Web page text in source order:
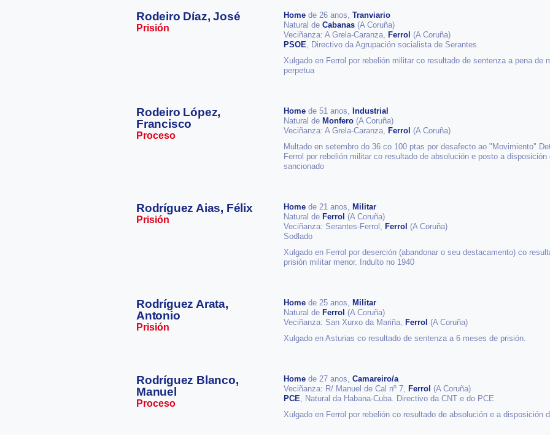
Rodeiro Díaz, José
Prisión
Home de 26 anos, Tranviario
Natural de Cabanas (A Coruña)
Veciñanza: A Grela-Caranza, Ferrol (A Coruña)
PSOE, Directivo da Agrupación socialista de Serantes
Xulgado en Ferrol por rebelión militar co resultado de sentenza a pena de
perpetua
Rodeiro López,
Francisco
Proceso
Home de 51 anos, Industrial
Natural de Monfero (A Coruña)
Veciñanza: A Grela-Caranza, Ferrol (A Coruña)
Multado en setembro do 36 co 100 ptas por desafecto ao "Movimiento"
Ferrol por rebelión militar co resultado de absolución e posto a disposición
sancionado
Rodríguez Aias, Félix
Prisión
Home de 21 anos, Militar
Natural de Ferrol (A Coruña)
Veciñanza: Serantes-Ferrol, Ferrol (A Coruña)
Sodlado
Xulgado en Ferrol por deserción (abandonar o seu destacamento) co
prisión militar menor. Indulto no 1940
Rodríguez Arata,
Antonio
Prisión
Home de 25 anos, Militar
Natural de Ferrol (A Coruña)
Veciñanza: San Xurxo da Mariña, Ferrol (A Coruña)
Xulgado en Asturias co resultado de sentenza a 6 meses de prisión.
Rodríguez Blanco,
Manuel
Proceso
Home de 27 anos, Camareiro/a
Veciñanza: R/ Manuel de Cal nº 7, Ferrol (A Coruña)
PCE, Natural da Habana-Cuba. Directivo da CNT e do PCE
Xulgado en Ferrol por rebelión co resultado de absolución e a disposición